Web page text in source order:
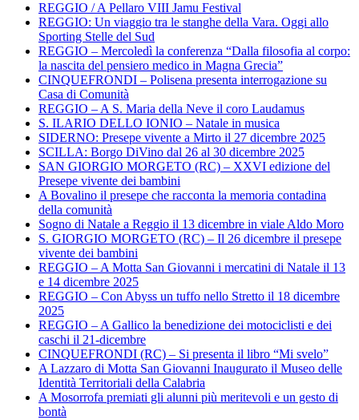
REGGIO / A Pellaro VIII Jamu Festival
REGGIO: Un viaggio tra le stanghe della Vara. Oggi allo
Sporting Stelle del Sud
REGGIO – Mercoledì la conferenza “Dalla filosofia al corpo:
la nascita del pensiero medico in Magna Grecia”
CINQUEFRONDI – Polisena presenta interrogazione su
Casa di Comunità
REGGIO – A S. Maria della Neve il coro Laudamus
S. ILARIO DELLO IONIO – Natale in musica
SIDERNO: Presepe vivente a Mirto il 27 dicembre 2025
SCILLA: Borgo DiVino dal 26 al 30 dicembre 2025
SAN GIORGIO MORGETO (RC) – XXVI edizione del
Presepe vivente dei bambini
A Bovalino il presepe che racconta la memoria contadina
della comunità
Sogno di Natale a Reggio il 13 dicembre in viale Aldo Moro
S. GIORGIO MORGETO (RC) – Il 26 dicembre il presepe
vivente dei bambini
REGGIO – A Motta San Giovanni i mercatini di Natale il 13
e 14 dicembre 2025
REGGIO – Con Abyss un tuffo nello Stretto il 18 dicembre
2025
REGGIO – A Gallico la benedizione dei motociclisti e dei
caschi il 21-dicembre
CINQUEFRONDI (RC) – Si presenta il libro “Mi svelo”
A Lazzaro di Motta San Giovanni Inaugurato il Museo delle
Identità Territoriali della Calabria
A Mosorrofa premiati gli alunni più meritevoli e un gesto di
bontà